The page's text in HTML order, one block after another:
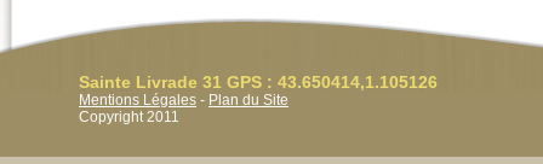
Sainte Livrade 31 GPS : 43.650414,1.105126
Mentions Légales - Plan du Site
Copyright 2011